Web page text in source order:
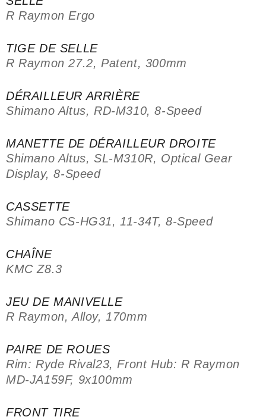
R Raymon Ergo
TIGE DE SELLE
R Raymon 27.2, Patent, 300mm
DÉRAILLEUR ARRIÈRE
Shimano Altus, RD-M310, 8-Speed
MANETTE DE DÉRAILLEUR DROITE
Shimano Altus, SL-M310R, Optical Gear
Display, 8-Speed
CASSETTE
Shimano CS-HG31, 11-34T, 8-Speed
CHAÎNE
KMC Z8.3
JEU DE MANIVELLE
R Raymon, Alloy, 170mm
PAIRE DE ROUES
Rim: Ryde Rival23, Front Hub: R Raymon
MD-JA159F, 9x100mm
FRONT TIRE